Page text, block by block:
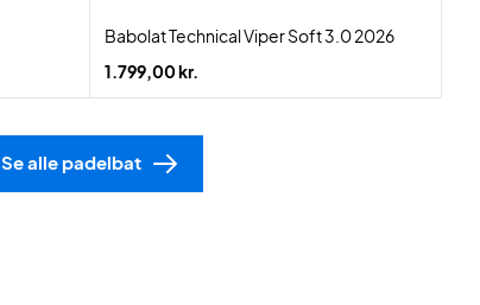
Babolat Technical Viper Soft 3.0 2026
1.799,00 kr.
Se alle padelbat